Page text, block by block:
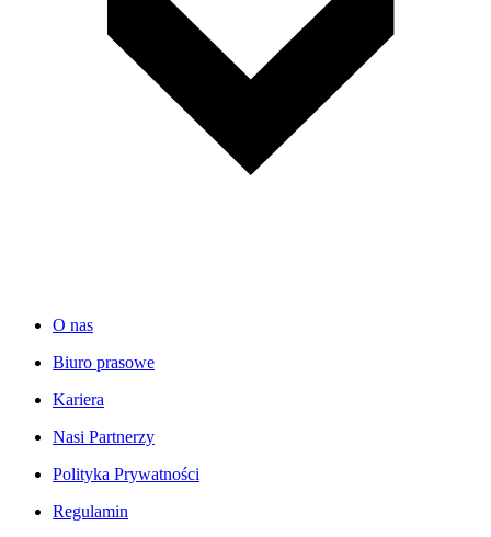
O nas
Biuro prasowe
Kariera
Nasi Partnerzy
Polityka Prywatności
Regulamin